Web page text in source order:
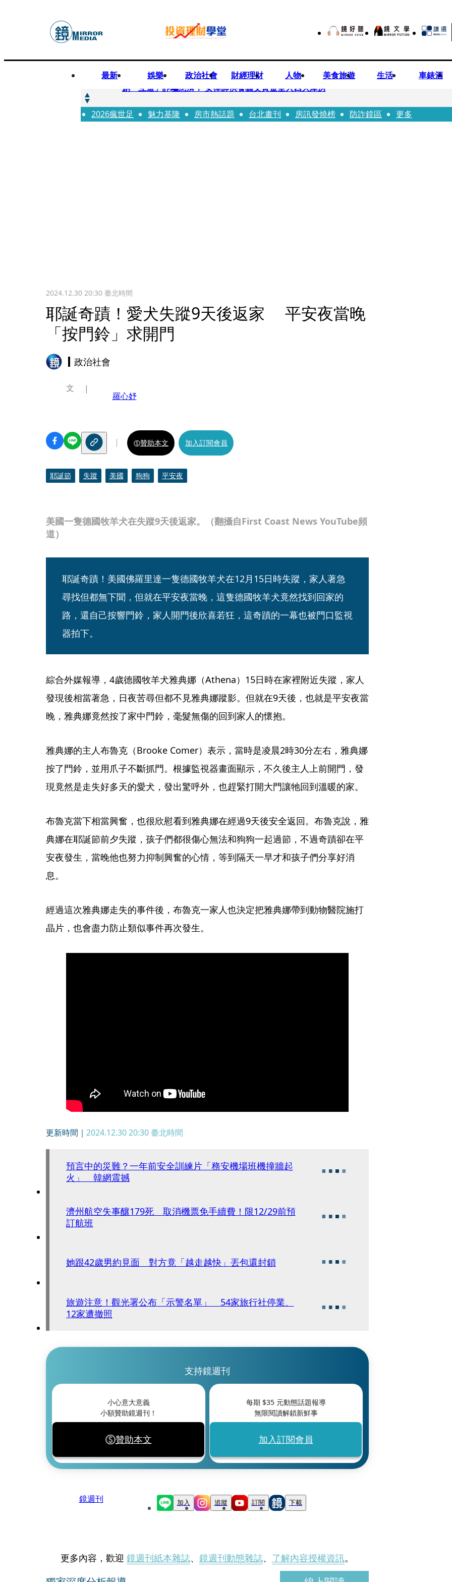
最新 娛樂 政治社會 財經理財 人物 美食旅遊 生活 車錶酒
快訊
創「互道」詐騙慈濟！ 女律師供養義父黃金全入四大庫房
快訊
前時力黨魁表態「反對刪公視預算」 盼在野三思：改凍結處理受質疑項目
2026瘋世足 魅力基隆 房市熱話題 台北畫刊 房訊發燒榜 防詐鏡區 更多
2024.12.30 20:30臺北時間
耶誕奇蹟！愛犬失蹤9天後返家 平安夜當晚
「按門鈴」求開門
政治社會
美國一隻德國牧羊犬在失蹤9天後返家。（翻攝自First Coast News YouTube頻
道）
文
羅心妤
贊助本文 加入訂閱會員
耶誕節 失蹤 美國 狗狗 平安夜
耶誕奇蹟！美國佛羅里達一隻德國牧羊犬在12月15日時失蹤，家人著急
尋找但都無下聞，但就在平安夜當晚，這隻德國牧羊犬竟然找到回家的
路，還自己按響門鈴，家人開門後欣喜若狂，這奇蹟的一幕也被門口監視
器拍下。
綜合外媒報導，4歲德國牧羊犬雅典娜（Athena）15日時在家裡附近失蹤，家人
發現後相當著急，日夜苦尋但都不見雅典娜蹤影。但就在9天後，也就是平安夜當
晚，雅典娜竟然按了家中門鈴，毫髮無傷的回到家人的懷抱。
雅典娜的主人布魯克（Brooke Comer）表示，當時是凌晨2時30分左右，雅典娜
按了門鈴，並用爪子不斷抓門。根據監視器畫面顯示，不久後主人上前開門，發
現竟然是走失好多天的愛犬，發出驚呼外，也趕緊打開大門讓牠回到溫暖的家。
布魯克當下相當興奮，也很欣慰看到雅典娜在經過9天後安全返回。布魯克說，雅
典娜在耶誕節前夕失蹤，孩子們都很傷心無法和狗狗一起過節，不過奇蹟卻在平
安夜發生，當晚他也努力抑制興奮的心情，等到隔天一早才和孩子們分享好消
息。
經過這次雅典娜走失的事件後，布魯克一家人也決定把雅典娜帶到動物醫院施打
晶片，也會盡力防止類似事件再次發生。
更新時間｜ 2024.12.30 20:30臺北時間
預言中的災難？一年前安全訓練片「務安機場班機撞牆起
火」 韓網震撼
濟州航空失事釀179死 取消機票免手續費！限12/29前預
訂航班
她跟42歲男約見面 對方竟「越走越快」丟包還封鎖
旅遊注意！觀光署公布「示警名單」 54家旅行社停業、
12家遭撤照
支持鏡週刊
小心意大意義
小額贊助鏡週刊！
贊助本文
每期 $35元動態話題報導
無限閱讀解鎖新鮮事
加入訂閱會員
鏡週刊 加入 追蹤 訂閱 下載
更多內容，歡迎 鏡週刊紙本雜誌、 鏡週刊動態雜誌、 了解內容授權資訊。